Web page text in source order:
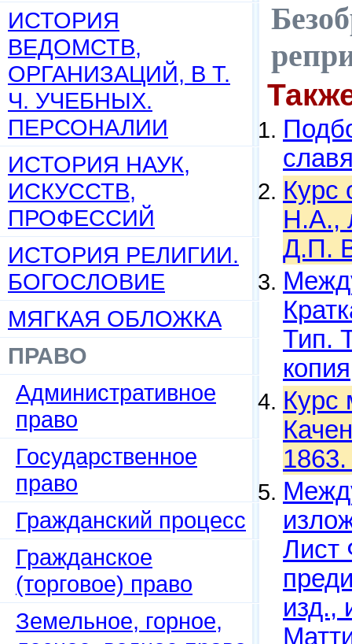
ИСТОРИЯ
ВЕДОМСТВ,
ОРГАНИЗАЦИЙ, В Т.
Ч. УЧЕБНЫХ.
ПЕРСОНАЛИИ
ИСТОРИЯ НАУК,
ИСКУССТВ,
ПРОФЕССИЙ
ИСТОРИЯ РЕЛИГИИ.
БОГОСЛОВИЕ
МЯГКАЯ ОБЛОЖКА
ПРАВО
Административное
право
Государственное
право
Гражданский процесс
Гражданское
(торговое) право
Земельное, горное,
Курс
Н.А.,
Д.П.
Тип.
копия
Курс
Лист
изд.,